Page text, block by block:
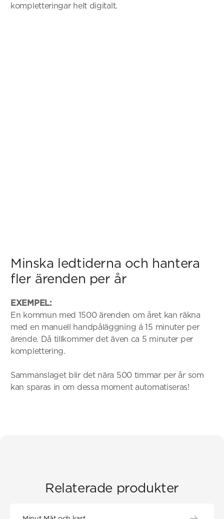
kompletteringar helt digitalt.
Minska ledtiderna och hantera
fler ärenden per år
EXEMPEL:
En kommun med 1500 ärenden om året kan räkna
med en manuell handpåläggning á 15 minuter per
ärende. Då tillkommer det även ca 5 minuter per
komplettering.
Sammanslaget blir det nära 500 timmar per år som
kan sparas in om dessa moment automatiseras!
Relaterade produkter